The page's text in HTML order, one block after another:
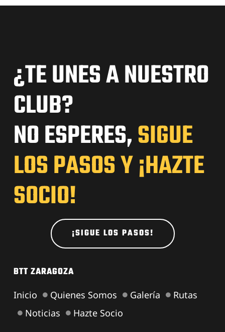
¿TE UNES A NUESTRO
CLUB?
NO ESPERES,SIGUE
LOS PASOS Y ¡HAZTE
SOCIO!
¡SIGUE LOS PASOS!
BTT ZARAGOZA
Inicio Quienes Somos Galería
Rutas
Noticias
Hazte Socio